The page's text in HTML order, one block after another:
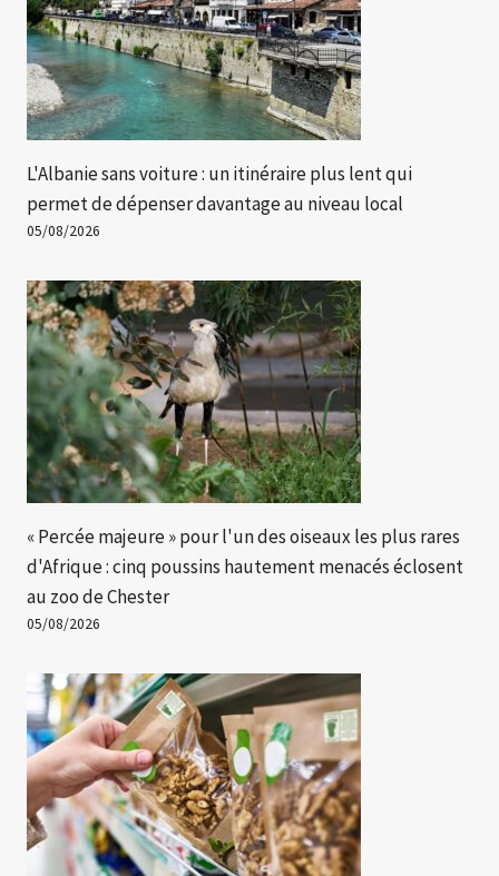
L'Albanie sans voiture : un itinéraire plus lent qui
permet de dépenser davantage au niveau local
05/08/2026
« Percée majeure » ​​pour l'un des oiseaux les plus rares
d'Afrique : cinq poussins hautement menacés éclosent
au zoo de Chester
05/08/2026